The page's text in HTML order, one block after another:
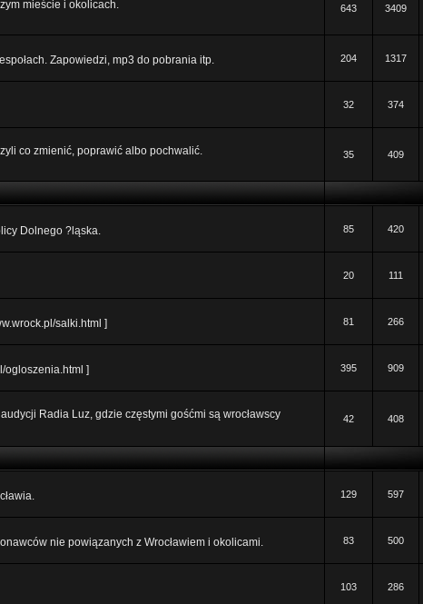
mieście i okolicach. 643 3409
Zapowiedzi, mp3 do pobrania itp. 204 1317
32 374
co zmienić, poprawić albo pochwalić. 35 409
Dolnego ?ląska. 85 420
20 111
salki.html ] 81 266
ogloszenia.html ] 395 909
Radia Luz, gdzie częstymi gośćmi są wrocławscy
42 408
129 597
nie powiązanych z Wrocławiem i okolicami. 83 500
103 286